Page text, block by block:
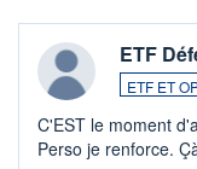
ETF
ETF ET
C'EST le moment
Perso je renforce.